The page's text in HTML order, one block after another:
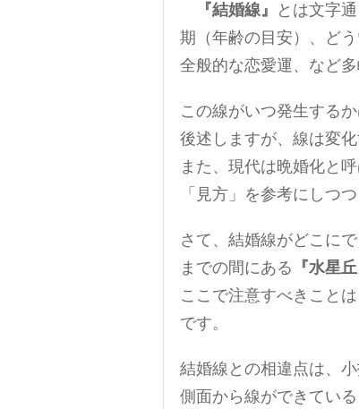
『結婚線』
とは文字
期（年齢の目安）、ど
全般的な恋愛運、など
この線がいつ発生する
後述しますが、線は変
また、現代は晩婚化と
「見方」を参考にしつ
さて、結婚線がどこに
までの間にある
『水星丘
ここで注意すべきこと
です。
結婚線との相違点は、
側面から線ができてい